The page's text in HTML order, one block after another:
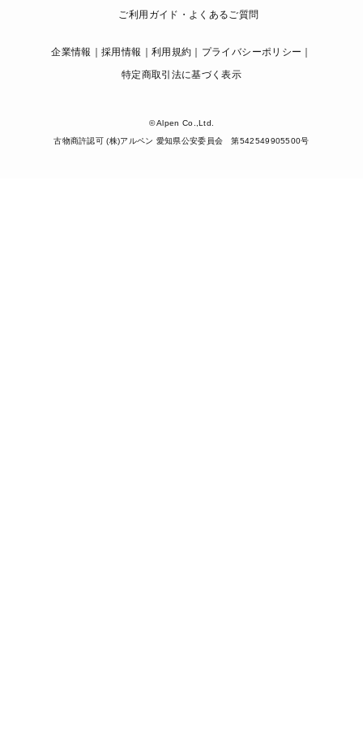
ご利用ガイド・よくあるご質問
企業情報 採用情報 利用規約
プライバシーポリシー
特定商取引法に基づく表示
© Alpen Co.,Ltd.
古物商許認可 (株)アルペン 愛知県公安委員会 第542549905500号